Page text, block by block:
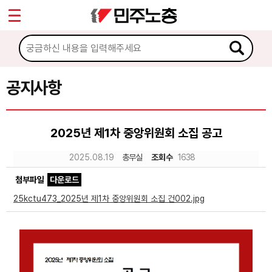
공지사항
2025년 제1차 중앙위원회 소집 공고
2025.08.19 총무실 조회수 1638
첨부파일
다운로드
25kctu473_2025년 제1차 중앙위원회 소집 건002.jpg
마이페이지
소개
소식
공지사항
노동상담
자료
부설기관
Sketchbook5, 스케치북5
Sketchbook5, 스케치북5